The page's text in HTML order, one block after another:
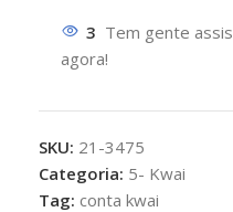
3 Tem gente
agora!
SKU: 21-3475
Categoria: 5- Kwai
Tag: conta kwai